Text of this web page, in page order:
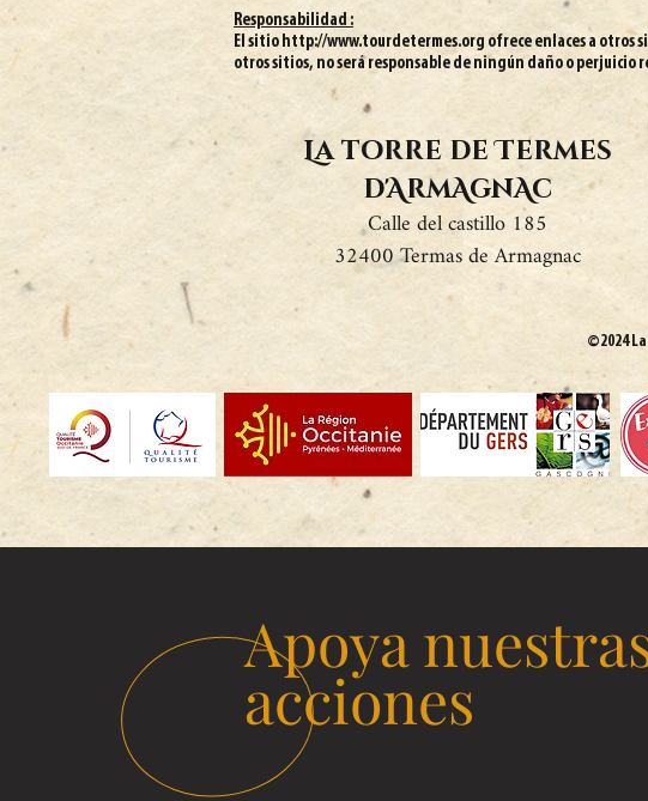
Responsabilidad :
El sitio http://www.tourdetermes.org ofrece enlaces a otros
otros sitios, no será responsable de ningún daño o
La torre de Termes
d'ArmAgnAc
Calle del castillo 185
32400 Termas de Armagnac
©2024
Apoya
acciones